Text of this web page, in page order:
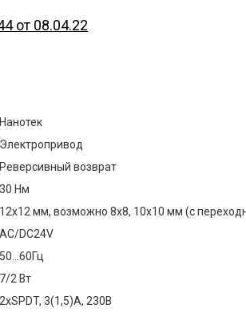
от 08.04.22
Нанотек
Электропривод
Реверсивный возврат
30 Нм
12x12 мм, возможно 8х8, 10х10 мм (с
AC/DC24V
50...60Гц
7/2 Вт
2xSPDT, 3(1,5)А, 230В